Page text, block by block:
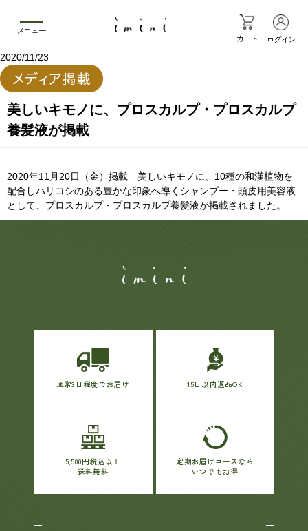
メニュー
カート ログイン
2020/11/23
美しいキモノに、プロスカルプ・プロスカルプ
養髪液が掲載
2020年11月20日（金）掲載 美しいキモノに、10種の和漢植物を
配合しハリコシのある豊かな印象へ導くシャンプー・頭皮用美容液
として、プロスカルプ・プロスカルプ養髪液が掲載されました。
通常3日程度でお届け 15日以内返品OK
5,500円税込以上
送料無料
定期お届けコースなら
いつでもお得